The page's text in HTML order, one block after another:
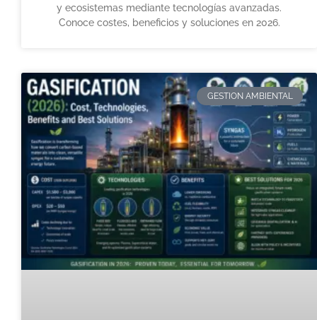
y ecosistemas mediante tecnologías avanzadas.
Conoce costes, beneficios y soluciones en 2026.
GESTION AMBIENTAL